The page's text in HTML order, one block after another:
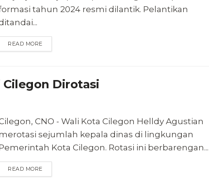
tahun 2024 resmi dilantik. Pelantikan
READ MORE
Cilegon Dirotasi
CNO - Wali Kota Cilegon Helldy Agustian
sejumlah kepala dinas di lingkungan
Kota Cilegon. Rotasi ini berbarengan...
READ MORE